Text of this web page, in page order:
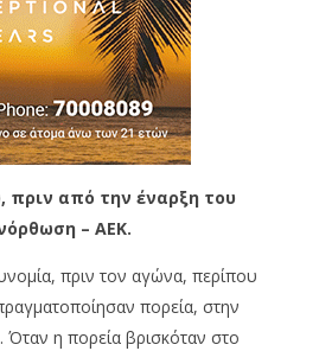
πριν από την έναρξη του
– ΑΕΚ.
πριν τον αγώνα, περίπου
πορεία, στην
η πορεία βρισκόταν στο